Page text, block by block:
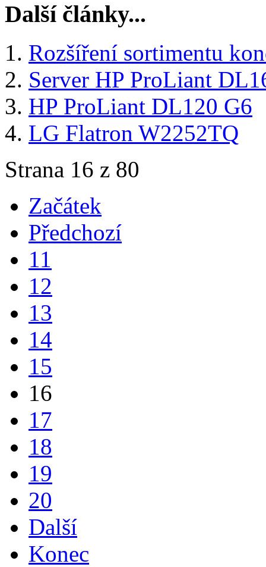
Další články...
Rozšíření sortimentu
Server HP ProLiant
HP ProLiant DL120 G6
LG Flatron W2252TQ
Strana 16 z 80
Začátek
Předchozí
11
12
13
14
15
16
17
18
19
20
Další
Konec